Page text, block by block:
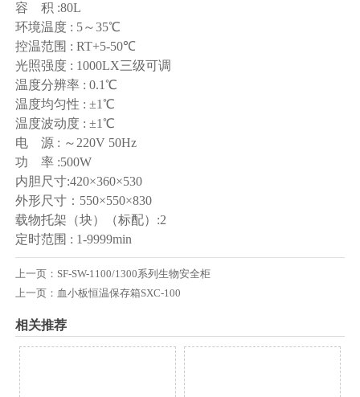
容 积 :80L
环境温度 : 5～35℃
控温范围 : RT+5-50℃
光照强度 : 1000LX三级可调
温度分辨率 : 0.1℃
温度均匀性 : ±1℃
温度波动度 : ±1℃
电 源 : ～220V 50Hz
功 率 :500W
内胆尺寸:420×360×530
外形尺寸：550×550×830
载物托架（块）（标配）:2
定时范围 : 1-9999min
上一页： SF-SW-1100/1300系列生物安全柜
上一页： 血小板恒温保存箱SXC-100
相关推荐